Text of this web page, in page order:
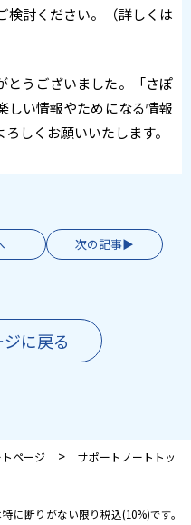
検討ください。（詳しくは
とうございました。「さぽ
しい情報やためになる情報
しくお願いいたします。
次の記事
に戻る
ページ >サポートノートトッ
に断りがない限り税込(10%)です。